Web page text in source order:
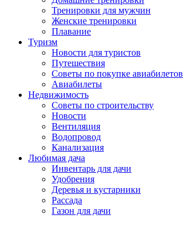
Тренировки для мужчин
Женские тренировки
Плавание
Туризм
Новости для туристов
Путешествия
Советы по покупке авиабилетов
Авиабилеты
Недвижимость
Советы по строительству
Новости
Вентиляция
Водопровод
Канализация
Любимая дача
Инвентарь для дачи
Удобрения
Деревья и кустарники
Рассада
Газон для дачи